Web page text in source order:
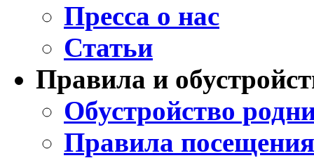
Пресса о нас
Статьи
Правила и
Обустройство
Правила